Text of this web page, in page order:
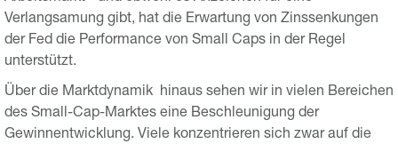
Verlangsamung gibt, hat die Erwartung von Zinssenkungen
der Fed die Performance von Small Caps in der Regel
unterstützt.
Über die Marktdynamik hinaus sehen wir in vielen Bereichen
des Small-Cap-Marktes eine Beschleunigung der
Gewinnentwicklung. Viele konzentrieren sich zwar auf die